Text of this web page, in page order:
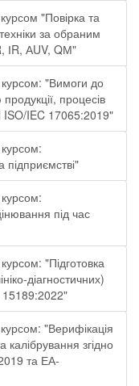
"Повірка та
за обраним
ІR, АUV, QМ"
"Вимоги до
процесів
ISO/IEC 17065:2019"
під час
"Підготовка
діагностичних)
15189:2022"
"Верифікація
калібрування згідно
та ЕА-